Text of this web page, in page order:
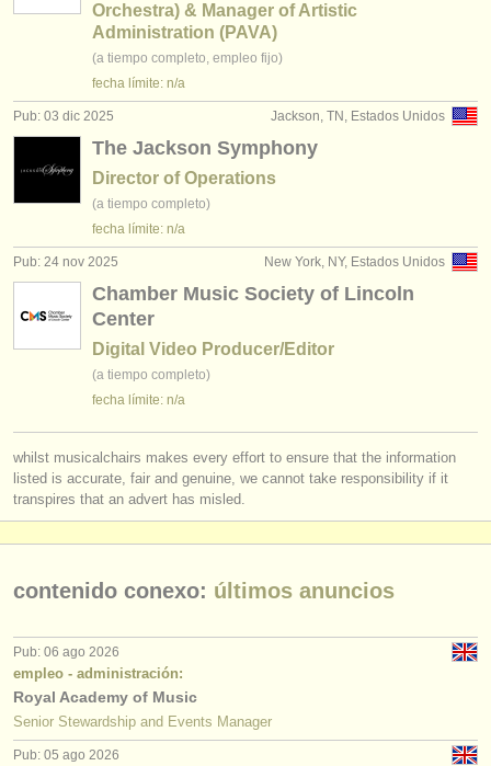
Orchestra) & Manager of Artistic
Administration (PAVA)
(a tiempo completo, empleo fijo)
fecha límite: n/a
Jackson, TN, Estados Unidos
Pub: 03 dic 2025
The Jackson Symphony
Director of Operations
(a tiempo completo)
fecha límite: n/a
New York, NY, Estados Unidos
Pub: 24 nov 2025
Chamber Music Society of Lincoln
Center
Digital Video Producer/Editor
(a tiempo completo)
fecha límite: n/a
whilst musicalchairs makes every effort to ensure that the information
listed is accurate, fair and genuine, we cannot take responsibility if it
transpires that an advert has misled.
contenido conexo: últimos anuncios
Pub: 06 ago 2026
empleo - administración:
Royal Academy of Music
Senior Stewardship and Events Manager
Pub: 05 ago 2026